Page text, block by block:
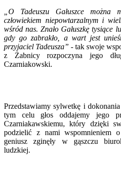
„O Tadeuszu Gałuszce
człowiekiem niepowtarzalnym i
wśród nas. Znało Gałuszkę tysiące
gdy go zabrakło, a wart jest
przyjaciel Tadeusza” - tak swoje
z Żabnicy rozpoczyna jego
Czarniakowski.
Przedstawiamy sylwetkę i
tym celu głos oddajemy jego
Czarniakawskiemu, który dzięki
podzielić z nami wspomnieniem
geniusz zginęły w gąszczu
ludzkiej.